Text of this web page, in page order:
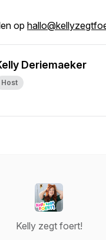
op
Deriemaeker
Host
Kelly zegt foert!